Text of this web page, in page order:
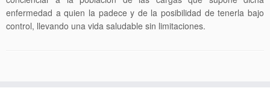
enfermedad a quien la padece y de la posibilidad de tenerla bajo
control, llevando una vida saludable sin limitaciones.